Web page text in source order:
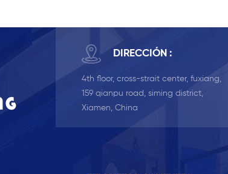
DIRECCIÓN :
4th floor, cross-strait center, fuxiang,
159 qianpu road, siming district,
Xiamen, China